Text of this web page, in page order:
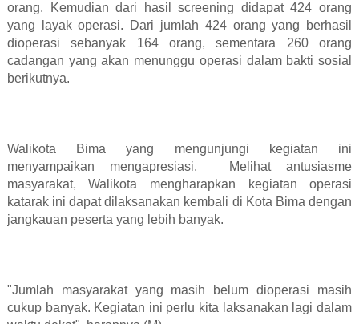
orang. Kemudian dari hasil screening didapat 424 orang
yang layak operasi. Dari jumlah 424 orang yang berhasil
dioperasi sebanyak 164 orang, sementara 260 orang
cadangan yang akan menunggu operasi dalam bakti sosial
berikutnya.
Walikota Bima yang mengunjungi kegiatan ini
menyampaikan mengapresiasi.
Melihat antusiasme
masyarakat, Walikota mengharapkan kegiatan operasi
katarak ini dapat dilaksanakan kembali di Kota Bima dengan
jangkauan peserta yang lebih banyak.
"Jumlah masyarakat yang masih belum dioperasi masih
cukup banyak. Kegiatan ini perlu kita laksanakan lagi dalam